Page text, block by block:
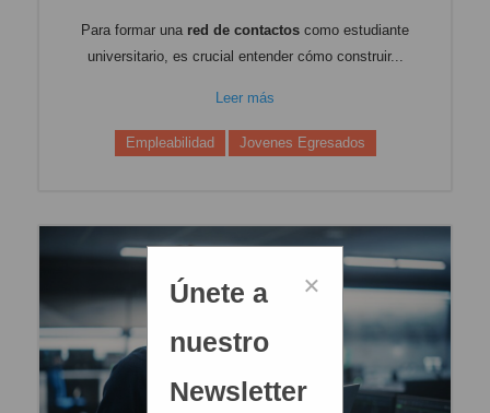
Para formar una red de contactos como estudiante
universitario, es crucial entender cómo construir...
Leer más
Empleabilidad Jovenes Egresados
×
Únete a
nuestro
Newsletter